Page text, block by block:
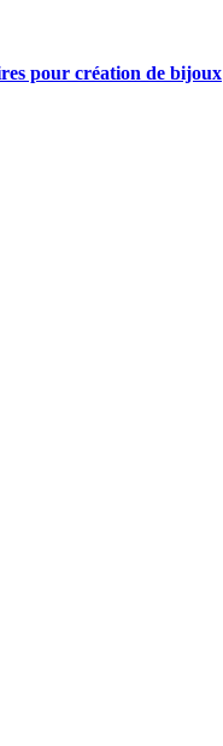
pour création de bijoux